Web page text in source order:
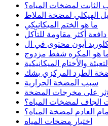
الثابت لمضخات المياه؟
الهيكلي لمضخة الملاط
ما هو الختم الميكانيكي
دافعة أكثر مقاومة للتآكل
هو المكره شفط مزدوج
والأختام الميكانيكية
سبب المضخة الحرارية
على مخرجات المضخة
الجاف لمضخات المياه؟
العادم لمضخة المياه؟
اختيار مضخات المياه